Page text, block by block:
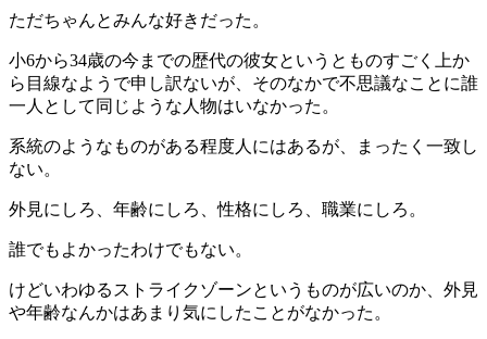
ただちゃんとみんな好きだった。
小6から34歳の今までの歴代の彼女というとものすごく上か
ら目線なようで申し訳ないが、そのなかで不思議なことに誰
一人として同じような人物はいなかった。
系統のようなものがある程度人にはあるが、まったく一致し
ない。
外見にしろ、年齢にしろ、性格にしろ、職業にしろ。
誰でもよかったわけでもない。
けどいわゆるストライクゾーンというものが広いのか、外見
や年齢なんかはあまり気にしたことがなかった。